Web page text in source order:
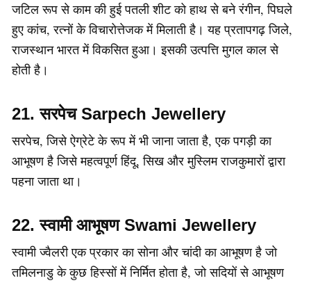
जटिल रूप से काम की हुई पतली शीट को हाथ से बने रंगीन, पिघले
हुए कांच, रत्नों के विचारोत्तेजक में मिलाती है। यह प्रतापगढ़ जिले,
राजस्थान भारत में विकसित हुआ। इसकी उत्पत्ति मुगल काल से
होती है।
21. सरपेच Sarpech Jewellery
सरपेच, जिसे ऐग्रेटे के रूप में भी जाना जाता है, एक पगड़ी का
आभूषण है जिसे महत्वपूर्ण हिंदू, सिख और मुस्लिम राजकुमारों द्वारा
पहना जाता था।
22. स्वामी आभूषण Swami Jewellery
स्वामी ज्वैलरी एक प्रकार का सोना और चांदी का आभूषण है जो
तमिलनाडु के कुछ हिस्सों में निर्मित होता है, जो सदियों से आभूषण